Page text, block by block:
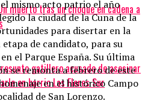
mismo acto patrio el año
la ciudad de la Cuna de la
para disertar en la
etapa de candidato, para su
el Parque España. Su última
se remonta a febrero de este
en el histórico Campo
de San Lorenzo.
muerto tras un choque en cadena a
gatillero acusado de asesinar
en barrio Las Flores Sur